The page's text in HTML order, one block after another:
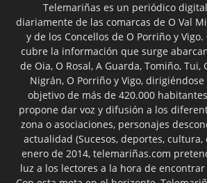
Telemariñas es un periódico
diariamente de las comarcas de O Val
y de los Concellos de O Porriño y
cubre la información que surge
de Oia, O Rosal, A Guarda, Tomiño, Tui,
Nigrán, O Porriño y Vigo,
objetivo de más de 420.000
propone dar voz y difusión a los
zona o asociaciones, personajes
actualidad (Sucesos, deportes, cultura,
enero de 2014, telemariñas.com
luz a los lectores a la hora de